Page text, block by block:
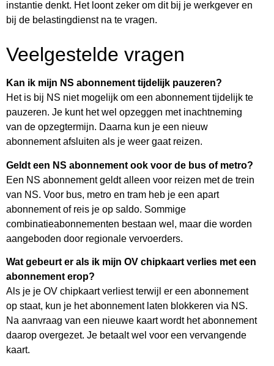
instantie denkt. Het loont zeker om dit bij je werkgever en
bij de belastingdienst na te vragen.
Veelgestelde vragen
Kan ik mijn NS abonnement tijdelijk pauzeren?
Het is bij NS niet mogelijk om een abonnement tijdelijk te
pauzeren. Je kunt het wel opzeggen met inachtneming
van de opzegtermijn. Daarna kun je een nieuw
abonnement afsluiten als je weer gaat reizen.
Geldt een NS abonnement ook voor de bus of metro?
Een NS abonnement geldt alleen voor reizen met de trein
van NS. Voor bus, metro en tram heb je een apart
abonnement of reis je op saldo. Sommige
combinatieabonnementen bestaan wel, maar die worden
aangeboden door regionale vervoerders.
Wat gebeurt er als ik mijn OV chipkaart verlies met een
abonnement erop?
Als je je OV chipkaart verliest terwijl er een abonnement
op staat, kun je het abonnement laten blokkeren via NS.
Na aanvraag van een nieuwe kaart wordt het abonnement
daarop overgezet. Je betaalt wel voor een vervangende
kaart.